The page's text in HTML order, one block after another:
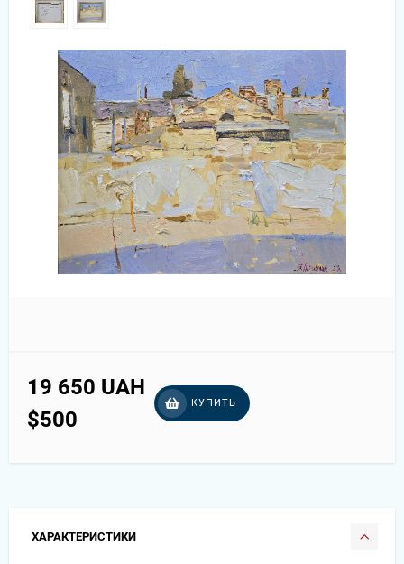
19 650 UAH
$500
КУПИТЬ
ХАРАКТЕРИСТИКИ